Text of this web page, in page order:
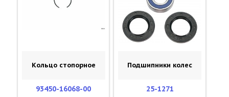
Кольцо стопорное
93450-16068-00
Подшипники колес
25-1271